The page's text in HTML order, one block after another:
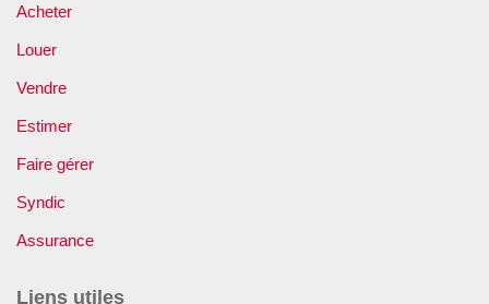
Acheter
Louer
Vendre
Estimer
Faire gérer
Syndic
Assurance
Liens utiles